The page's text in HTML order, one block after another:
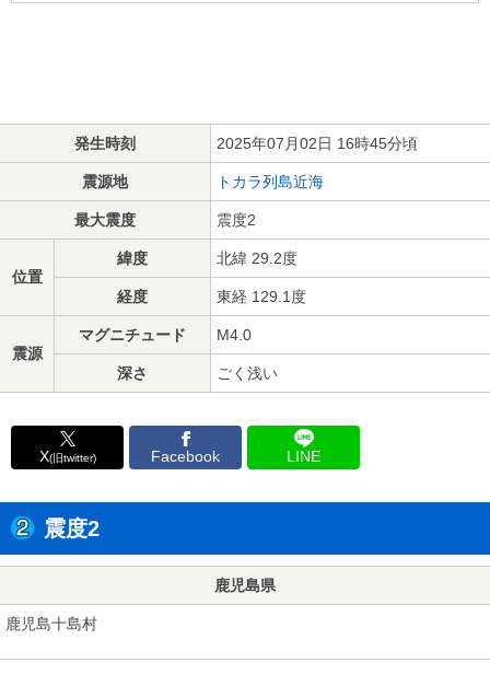
発生時刻 2025年07月02日 16時45分頃
震源地 トカラ列島近海
最大震度 震度2
位置
緯度 北緯 29.2度
経度 東経 129.1度
震源
マグニチュード M4.0
深さ ごく浅い
X(旧twitter) Facebook LINE
震度2
鹿児島県
鹿児島十島村